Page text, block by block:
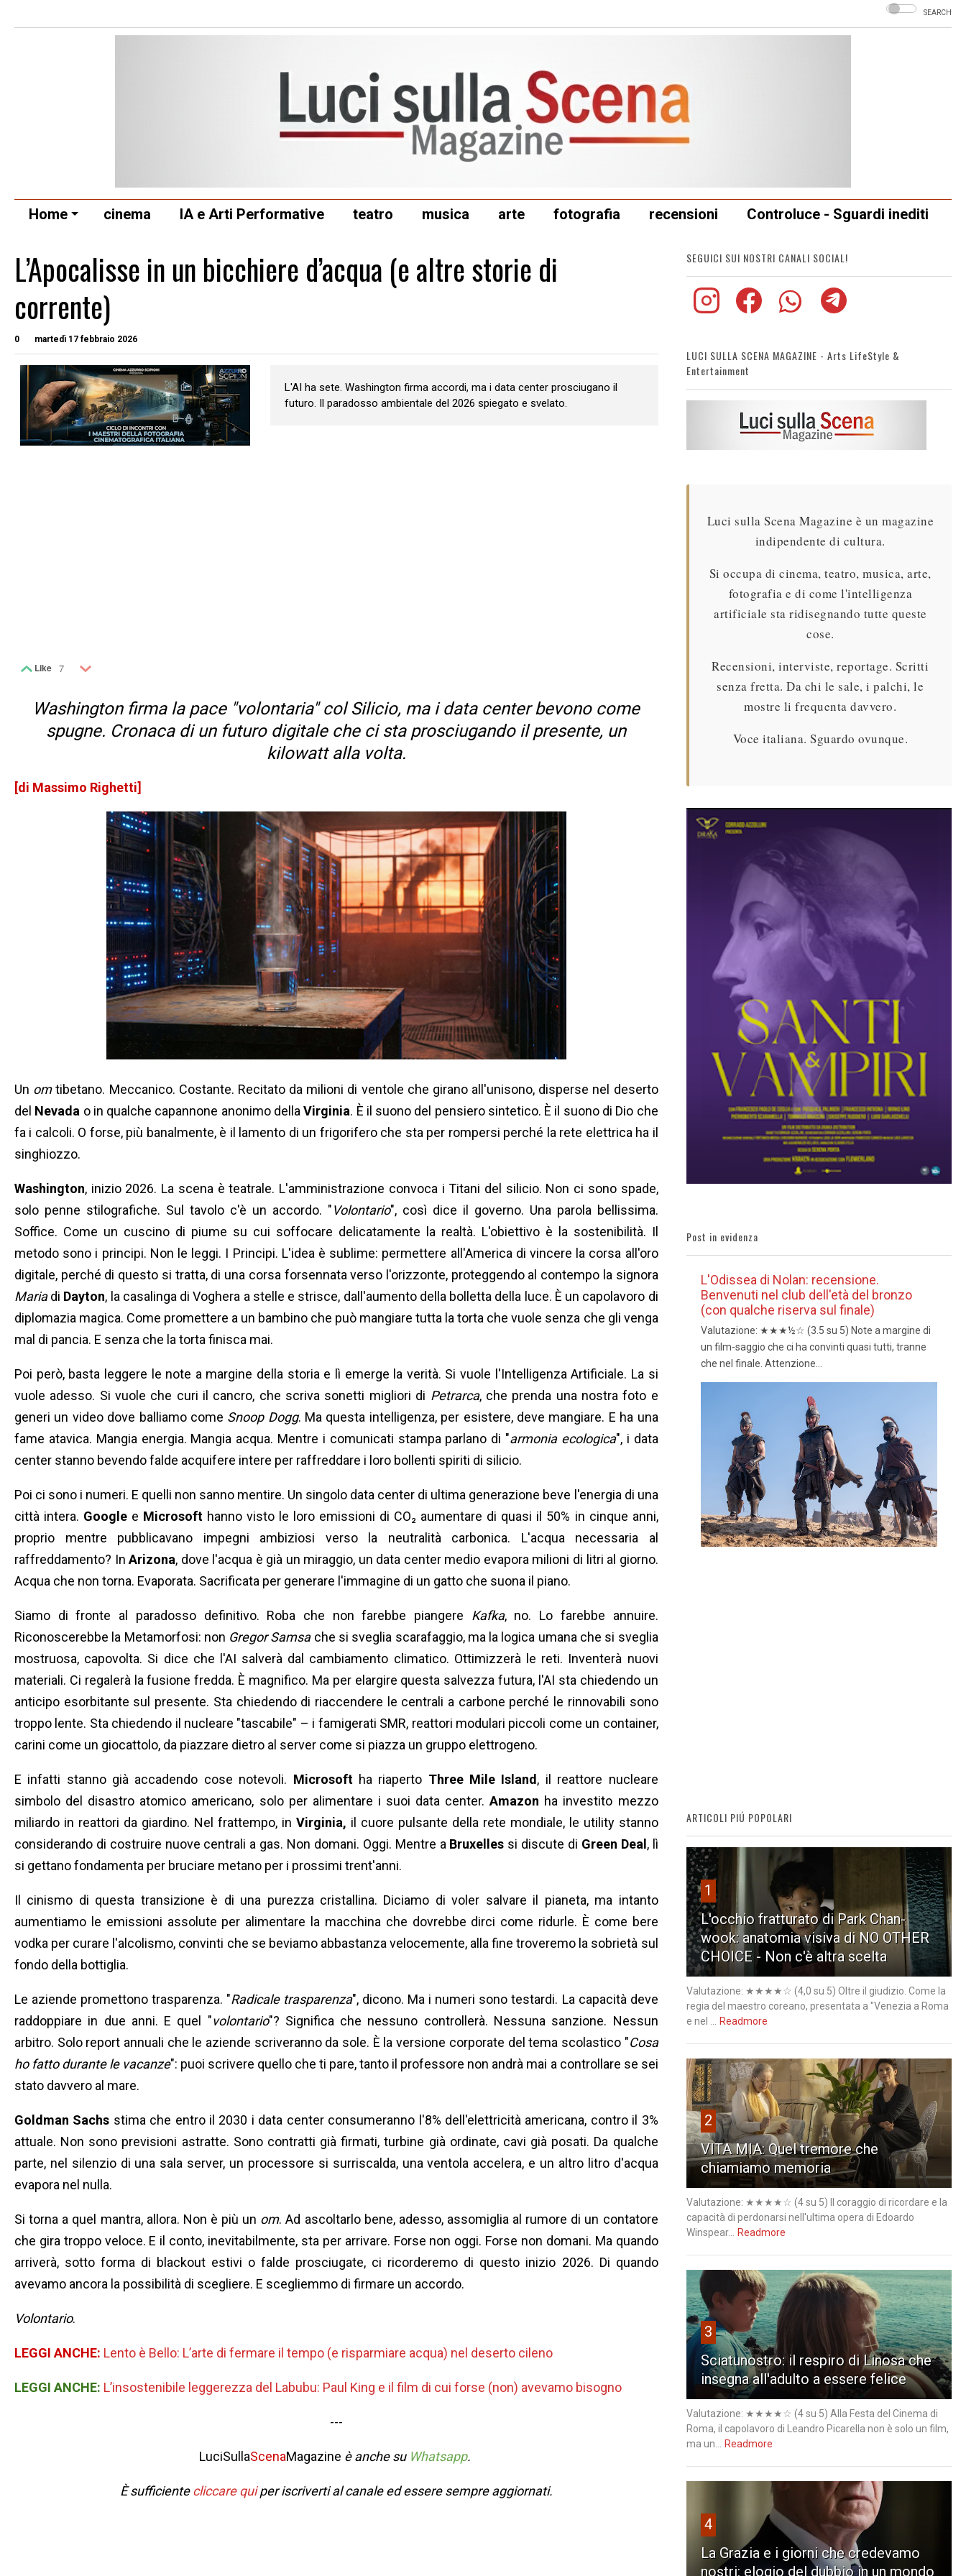
SEARCH
Home cinema IA e Arti Performative teatro musica arte fotografia recensioni Controluce - Sguardi inediti
L’Apocalisse in un bicchiere d’acqua (e altre storie di
corrente)
0 martedì 17 febbraio 2026
L'AI ha sete. Washington firma accordi, ma i data center prosciugano il
futuro. Il paradosso ambientale del 2026 spiegato e svelato.
Like 7
Washington firma la pace "volontaria" col Silicio, ma i data center bevono come
spugne. Cronaca di un futuro digitale che ci sta prosciugando il presente, un
kilowatt alla volta.
[di Massimo Righetti]
Un omtibetano. Meccanico. Costante. Recitato da milioni di ventole che girano all'unisono, disperse nel deserto
del Nevada o in qualche capannone anonimo dellaVirginia. È il suono del pensiero sintetico. È il suono di Dio che
fa i calcoli. O forse, più banalmente, è il lamento di un frigorifero che sta per rompersi perché la rete elettrica ha il
singhiozzo.
Washington, inizio 2026. La scena è teatrale. L'amministrazione convoca i Titani del silicio. Non ci sono spade,
solo penne stilografiche. Sul tavolo c'è un accordo. "Volontario", così dice il governo. Una parola bellissima.
Soffice. Come un cuscino di piume su cui soffocare delicatamente la realtà. L'obiettivo è la sostenibilità. Il
metodo sono i principi. Non le leggi. I Principi. L'idea è sublime: permettere all'America di vincere la corsa all'oro
digitale, perché di questo si tratta, di una corsa forsennata verso l'orizzonte, proteggendo al contempo la signora
Mariadi Dayton, la casalinga di Voghera a stelle e strisce, dall'aumento della bolletta della luce. È un capolavoro di
diplomazia magica. Come promettere a un bambino che può mangiare tutta la torta che vuole senza che gli venga
mal di pancia. E senza che la torta finisca mai.
Poi però, basta leggere le note a margine della storia e lì emerge la verità. Si vuole l'Intelligenza Artificiale. La si
vuole adesso. Si vuole che curi il cancro, che scriva sonetti migliori di Petrarca, che prenda una nostra foto e
generi un video dove balliamo come Snoop Dogg. Ma questa intelligenza, per esistere, deve mangiare. E ha una
fame atavica. Mangia energia. Mangia acqua. Mentre i comunicati stampa parlano di "armonia ecologica", i data
center stanno bevendo falde acquifere intere per raffreddare i loro bollenti spiriti di silicio.
Poi ci sono i numeri. E quelli non sanno mentire. Un singolo data center di ultima generazione beve l'energia di una
città intera. Google e Microsoft hanno visto le loro emissioni di CO₂ aumentare di quasi il 50% in cinque anni,
proprio mentre pubblicavano impegni ambiziosi verso la neutralità carbonica. L'acqua necessaria al
raffreddamento? InArizona, dove l'acqua è già un miraggio, un data center medio evapora milioni di litri al giorno.
Acqua che non torna. Evaporata. Sacrificata per generare l'immagine di un gatto che suona il piano.
Siamo di fronte al paradosso definitivo. Roba che non farebbe piangere Kafka, no. Lo farebbe annuire.
Riconoscerebbe la Metamorfosi: non Gregor Samsache si sveglia scarafaggio, ma la logica umana che si sveglia
mostruosa, capovolta. Si dice che l'AI salverà dal cambiamento climatico. Ottimizzerà le reti. Inventerà nuovi
materiali. Ci regalerà la fusione fredda. È magnifico. Ma per elargire questa salvezza futura, l'AI sta chiedendo un
anticipo esorbitante sul presente. Sta chiedendo di riaccendere le centrali a carbone perché le rinnovabili sono
troppo lente. Sta chiedendo il nucleare "tascabile" – i famigerati SMR, reattori modulari piccoli come un container,
carini come un giocattolo, da piazzare dietro al server come si piazza un gruppo elettrogeno.
E infatti stanno già accadendo cose notevoli. Microsoftha riaperto Three Mile Island , il reattore nucleare
simbolo del disastro atomico americano, solo per alimentare i suoi data center.Amazon ha investito mezzo
miliardo in reattori da giardino. Nel frattempo, in Virginia, il cuore pulsante della rete mondiale, le utility stanno
considerando di costruire nuove centrali a gas. Non domani. Oggi. Mentre a Bruxelles si discute di Green Deal , lì
si gettano fondamenta per bruciare metano per i prossimi trent'anni.
Il cinismo di questa transizione è di una purezza cristallina. Diciamo di voler salvare il pianeta, ma intanto
aumentiamo le emissioni assolute per alimentare la macchina che dovrebbe dirci come ridurle. È come bere
vodka per curare l'alcolismo, convinti che se beviamo abbastanza velocemente, alla fine troveremo la sobrietà sul
fondo della bottiglia.
Le aziende promettono trasparenza. "Radicale trasparenza", dicono. Ma i numeri sono testardi. La capacità deve
raddoppiare in due anni. E quel "volontario"? Significa che nessuno controllerà. Nessuna sanzione. Nessun
arbitro. Solo report annuali che le aziende scriveranno da sole. È la versione corporate del tema scolastico "Cosa
ho fatto durante le vacanze": puoi scrivere quello che ti pare, tanto il professore non andrà mai a controllare se sei
stato davvero al mare.
Goldman Sachs stima che entro il 2030 i data center consumeranno l'8% dell'elettricità americana, contro il 3%
attuale. Non sono previsioni astratte. Sono contratti già firmati, turbine già ordinate, cavi già posati. Da qualche
parte, nel silenzio di una sala server, un processore si surriscalda, una ventola accelera, e un altro litro d'acqua
evapora nel nulla.
Si torna a quel mantra, allora. Non è più un om. Ad ascoltarlo bene, adesso, assomiglia al rumore di un contatore
che gira troppo veloce. E il conto, inevitabilmente, sta per arrivare. Forse non oggi. Forse non domani. Ma quando
arriverà, sotto forma di blackout estivi o falde prosciugate, ci ricorderemo di questo inizio 2026. Di quando
avevamo ancora la possibilità di scegliere. E scegliemmo di firmare un accordo.
Volontario.
LEGGI ANCHE: Lento è Bello: L’arte di fermare il tempo (e risparmiare acqua) nel deserto cileno
LEGGI ANCHE: L’insostenibile leggerezza del Labubu: Paul King e il film di cui forse (non) avevamo bisogno
---
LuciSullaScenaMagazine è anche su Whatsapp.
È sufficientecliccare quiper iscriverti al canale ed essere sempre aggiornati.
SEGUICI SUI NOSTRI CANALI SOCIAL!
LUCI SULLA SCENA MAGAZINE - Arts LifeStyle &
Entertainment
Luci sulla Scena Magazine è un magazine
indipendente di cultura.
Si occupa di cinema, teatro, musica, arte,
fotografia e di come l'intelligenza
artificiale sta ridisegnando tutte queste
cose.
Recensioni, interviste, reportage. Scritti
senza fretta. Da chi le sale, i palchi, le
mostre li frequenta davvero.
Voce italiana. Sguardo ovunque.
Post in evidenza
L'Odissea di Nolan: recensione.
Benvenuti nel club dell'età del bronzo
(con qualche riserva sul finale)
Valutazione: ★★★½☆ (3.5 su 5) Note a margine di
un film-saggio che ci ha convinti quasi tutti, tranne
che nel finale. Attenzione...
ARTICOLI PIÚ POPOLARI
1
L'occhio fratturato di Park Chan-
wook: anatomia visiva di NO OTHER
CHOICE - Non c'è altra scelta
Valutazione: ★★★★☆ (4,0 su 5) Oltre il giudizio. Come la
regia del maestro coreano, presentata a "Venezia a Roma
e nel ...
Readmore
2
VITA MIA: Quel tremore che
chiamiamo memoria
Valutazione: ★★★★☆ (4 su 5) Il coraggio di ricordare e la
capacità di perdonarsi nell'ultima opera di Edoardo
Winspear...
Readmore
3
Sciatunostro: il respiro di Linosa che
insegna all'adulto a essere felice
Valutazione: ★★★★☆ (4 su 5) Alla Festa del Cinema di
Roma, il capolavoro di Leandro Picarella non è solo un film,
ma un...
Readmore
4
La Grazia e i giorni che credevamo
nostri: elogio del dubbio in un mondo